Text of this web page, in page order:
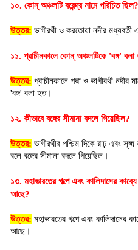
১০. কোন্ অঞ্চলটি বরেন্দ্র নামে পরিচিত ছিল?
উত্তর: ভাগীরথী ও করতোয়া নদীর মধ্যবর্তী
১১. প্রাচীনকালে কোন্ অঞ্চলটিকে 'বঙ্গ' বলা
উত্তর: প্রাচীনকালে পদ্মা ও ভাগীরথী
'বঙ্গ' বলা হত।
১২. কীভাবে বঙ্গের সীমানা বদলে গিয়েছিল?
উত্তর: ভাগীরথীর পশ্চিম দিকে রাঢ় এবং
বলে বঙ্গের সীমানা বদলে গিয়েছিল।
১৩. মহাভারতের গল্পে এবং কালিদাসের
আছে?
উত্তর: মহাভারতের গল্পে এবং কালিদাসের
আছে।